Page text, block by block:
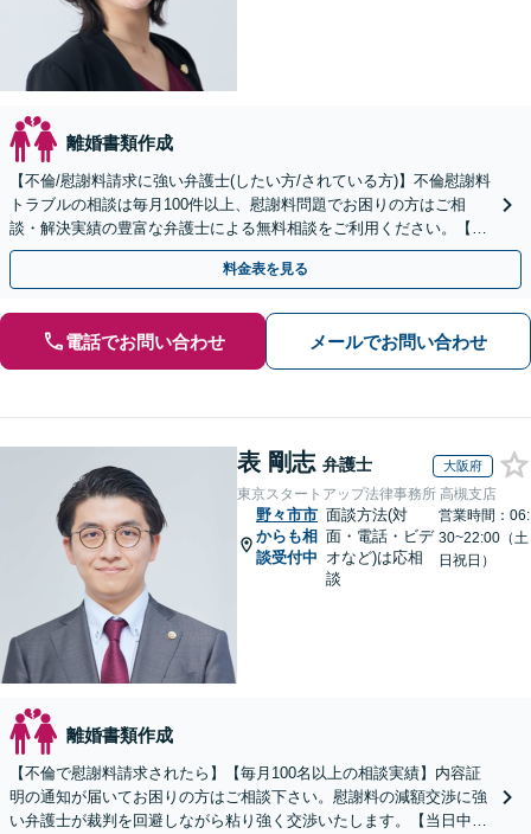
離婚書類作成
【不倫/慰謝料請求に強い弁護士(したい方/されている方)】不倫慰謝料
トラブルの相談は毎月100件以上、慰謝料問題でお困りの方はご相
談・解決実績の豊富な弁護士による無料相談をご利用ください。【不
倫相談は初回0円】【全国対応】
料金表を見る
電話でお問い合わせ メールでお問い合わせ
表 剛志 弁護士 大阪府
東京スタートアップ法律事務所 高槻支店
野々市市
からも相
談受付中
面談方法(対
面・電話・ビデ
オなど)は応相
談
営業時間：06:
30~22:00（土
日祝日）
離婚書類作成
【不倫で慰謝料請求されたら】【毎月100名以上の相談実績】内容証
明の通知が届いてお困りの方はご相談下さい。慰謝料の減額交渉に強
い弁護士が裁判を回避しながら粘り強く交渉いたします。【当日中の